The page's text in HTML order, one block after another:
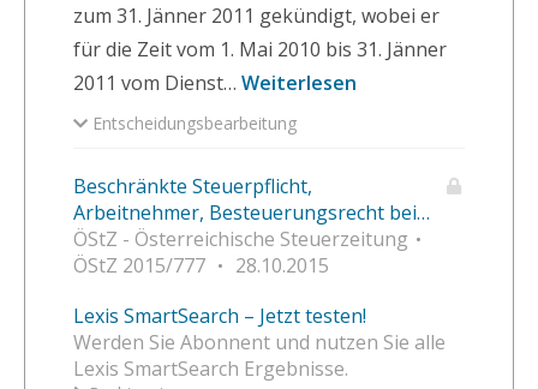
zum 31. Jänner 2011 gekündigt, wobei er
für die Zeit vom 1. Mai 2010 bis 31. Jänner
2011 vom Dienst… Weiterlesen
Entscheidungsbearbeitung
Beschränkte Steuerpflicht,
Arbeitnehmer, Besteuerungsrecht bei
Dienstfreistellung, besonderer
Veranlassungszusammenhang
ÖStZ - Österreichische Steuerzeitung
ÖStZ 2015/777
28.10.2015
Lexis SmartSearch – Jetzt testen!
Werden Sie Abonnent und nutzen Sie alle
Lexis SmartSearch Ergebnisse.